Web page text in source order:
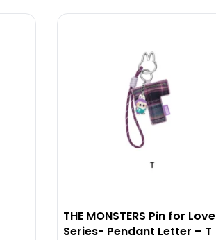
THE MONSTERS Pin for Love
Series- Pendant Letter – T
Labubu Kollektionen
Labubu-Blind Box
Labubu Big into Energy
Labubu Pin For Love